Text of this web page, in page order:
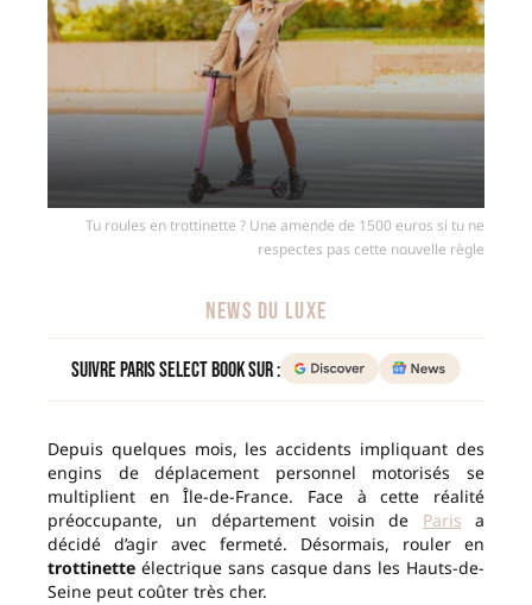
Tu roules en trottinette ? Une amende de 1500 euros si tu ne
respectes pas cette nouvelle règle
NEWS DU LUXE
Suivre Paris Select Book sur :
Depuis quelques mois, les accidents impliquant des
engins de déplacement personnel motorisés se
multiplient en Île-de-France. Face à cette réalité
préoccupante, un département voisin de Paris a
décidé d’agir avec fermeté. Désormais, rouler en
trottinette électrique sans casque dans les Hauts-de-
Seine peut coûter très cher.